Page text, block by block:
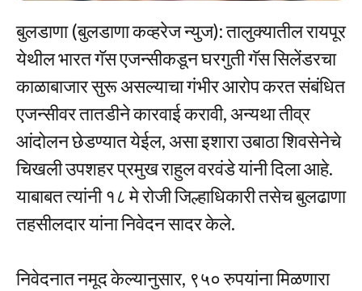
बुलडाणा (बुलडाणा कव्हरेज न्युज): तालुक्यातील रायपूर
येथील भारत गॅस एजन्सीकडून घरगुती गॅस सिलेंडरचा
काळाबाजार सुरू असल्याचा गंभीर आरोप करत संबंधित
एजन्सीवर तातडीने कारवाई करावी, अन्यथा तीव्र
आंदोलन छेडण्यात येईल, असा इशारा उबाठा शिवसेनेचे
चिखली उपशहर प्रमुख राहुल वरवंडे यांनी दिला आहे.
याबाबत त्यांनी १८ मे रोजी जिल्हाधिकारी तसेच बुलढाणा
तहसीलदार यांना निवेदन सादर केले.
निवेदनात नमूद केल्यानुसार, ९५० रुपयांना मिळणारा